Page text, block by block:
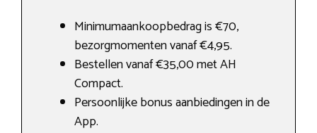
Minimumaankoopbedrag is €70,
bezorgmomenten vanaf €4,95.
Bestellen vanaf €35,00 met AH
Compact.
Persoonlijke bonus aanbiedingen in de
App.